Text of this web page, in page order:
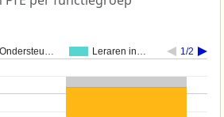
Ondersteu… Leraren in… 1/2